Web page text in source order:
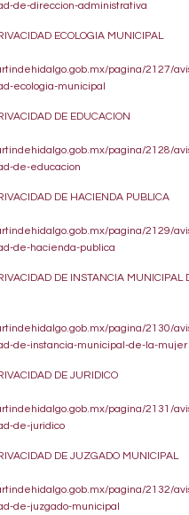
de-direccion-administrativa
ECOLOGIA MUNICIPAL
pagina/2127/
ecologia-municipal
DE EDUCACION
pagina/2128/
de-educacion
DE HACIENDA PUBLICA
pagina/2129/
de-hacienda-publica
DE INSTANCIA MUNICIPAL
pagina/2130/
de-instancia-municipal-de-la-mujer
DE JURIDICO
pagina/2131/
de-juridico
DE JUZGADO MUNICIPAL
pagina/2132/
de-juzgado-municipal